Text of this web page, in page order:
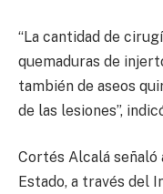
“La cantidad de
quemaduras de
también de aseos
de las lesiones”,
Cortés Alcalá señaló
Estado, a través del